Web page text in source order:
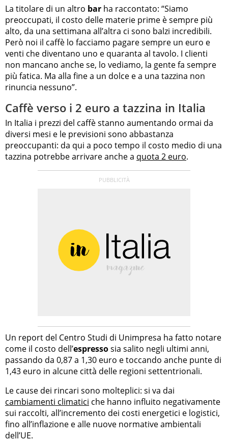
La titolare di un altro bar ha raccontato: “Siamo
preoccupati, il costo delle materie prime è sempre più
alto, da una settimana all’altra ci sono balzi incredibili.
Però noi il caffè lo facciamo pagare sempre un euro e
venti che diventano uno e quaranta al tavolo. I clienti
non mancano anche se, lo vediamo, la gente fa sempre
più fatica. Ma alla fine a un dolce e a una tazzina non
rinuncia nessuno”.
Caffè verso i 2 euro a tazzina in Italia
In Italia i prezzi del caffè stanno aumentando ormai da
diversi mesi e le previsioni sono abbastanza
preoccupanti: da qui a poco tempo il costo medio di una
tazzina potrebbe arrivare anche a quota 2 euro.
Un report del Centro Studi di Unimpresa ha fatto notare
come il costo dell’espressosia salito negli ultimi anni,
passando da 0,87 a 1,30 euro e toccando anche punte di
1,43 euro in alcune città delle regioni settentrionali.
Le cause dei rincari sono molteplici: si va dai
cambiamenti climatici che hanno influito negativamente
sui raccolti, all’incremento dei costi energetici e logistici,
fino all’inflazione e alle nuove normative ambientali
dell’UE.